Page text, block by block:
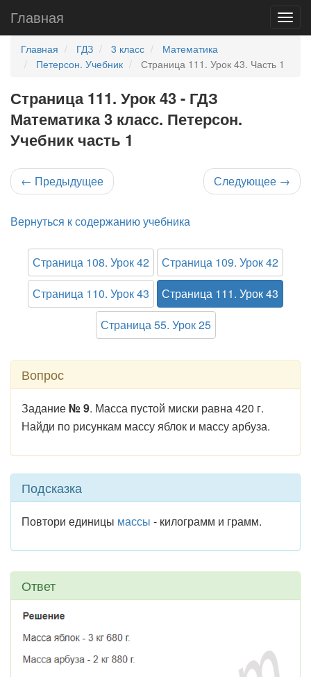
Главная
Главная ГДЗ 3 класс
Математика
Петерсон. Учебник
Страница 111. Урок 43. Часть 1
Страница 111. Урок 43 - ГДЗ
Математика 3 класс. Петерсон.
Учебник часть 1
← Предыдущее Следующее →
Вернуться к содержанию учебника
Страница 108. Урок 42
Страница 109. Урок 42
Страница 110. Урок 43
Страница 111. Урок 43
Страница 55. Урок 25
Вопрос
Задание№ 9. Масса пустой миски равна 420 г.
Найди по рисункам массу яблок и массу арбуза.
Подсказка
Повтори единицы массы - килограмм и грамм.
Ответ